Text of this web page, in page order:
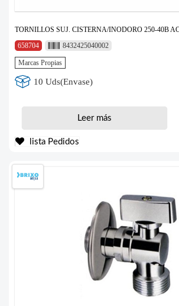
TORNILLOS SUJ. CISTERNA/INODORO 250-40B
658704
8432425040002
Marcas Propias
10 Uds(Envase)
Leer más
lista Pedidos